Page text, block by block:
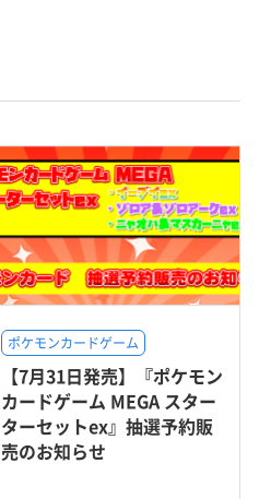
ポケモンカードゲーム
【7月31日発売】『ポケモン
カードゲーム MEGA スター
ターセットex』抽選予約販
売のお知らせ